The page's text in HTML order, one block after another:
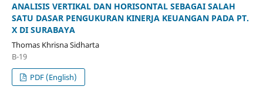
ANALISIS VERTIKAL DAN HORISONTAL SEBAGAI SALAH
SATU DASAR PENGUKURAN KINERJA KEUANGAN PADA PT.
X DI SURABAYA
Thomas Khrisna Sidharta
B-19
PDF (English)